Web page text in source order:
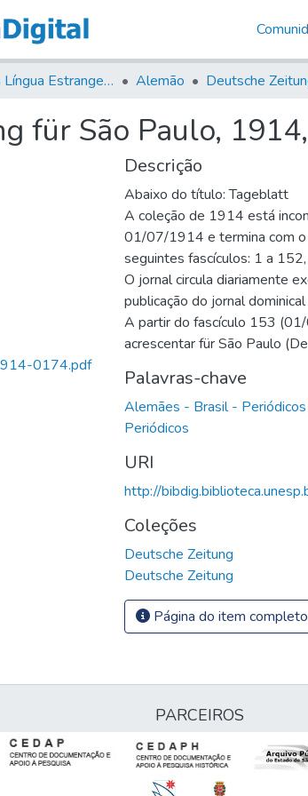
Jornais em Língua Estrangeira Alemão Deutsche
für São Paulo,
0174.pdf
Descrição
Abaixo do título: Tageblatt
A coleção de 1914 está
01/07/1914 e termina com
seguintes fascículos: 1 a
O jornal circula diariamente
publicação do jornal dominical
A partir do fascículo 153
acrescentar für São Paulo
Palavras-chave
Alemães - Brasil - Periódicos
Periódicos
URI
http://
Coleções
Deutsche Zeitung
Deutsche Zeitung
Página do item completo
PARCEIROS